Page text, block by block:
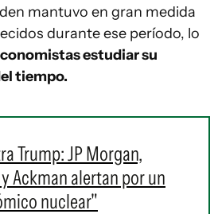
mantuvo en gran medida
durante ese período, lo
estudiar su
tiempo.
Trump: JP Morgan,
Ackman alertan por un
nuclear"